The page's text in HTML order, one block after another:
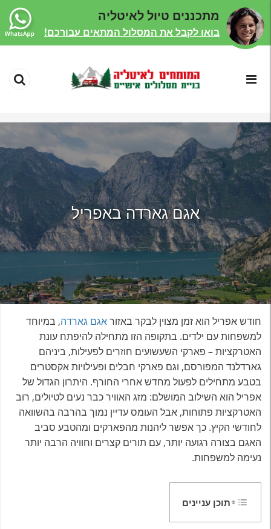
אגם גארדה באפריל
חודש אפריל הוא זמן מצוין לבקר באזוראגם גארדה, במיוחד
למשפחות עם ילדים. בתקופה הזו מתחילה להיפתח עונת
האטרקציות – פארקי השעשועים חוזרים לפעילות, ביניהם
גארדלנד המפורסם, וגם פארקי חבלים ופעילויות אקסטרים
בטבע מתחילים לפעול מחדש אחרי החורף. היתרון הגדול של
אפריל הוא השילוב המושלם: מזג האוויר כבר נעים לטיולים, רוב
האטרקציות פתוחות, אבל העומס עדיין נמוך בהרבה בהשוואה
לחודשי הקיץ. כך אפשר ליהנות מהפארקים ומהטבע סביב
האגם בצורה רגועה יותר, עם תורים קצרים וחוויה הרבה יותר
נעימה למשפחות.
תוכן עניינים
מתכננים טיול לאיטליה
בואו לקבל את המסלול המתאים עבורכם!